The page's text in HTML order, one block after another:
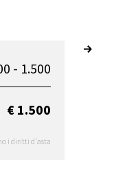
- 1.500
€ 1.500
i diritti d'asta